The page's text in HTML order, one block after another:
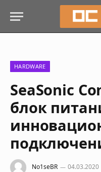
HARDWARE
SeaSonic
блок
No1seBR 04.03.2020